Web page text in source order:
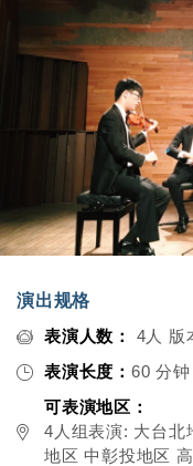
演出规格
表演人数：
4人 版
表演长度： 60 分钟
可表演地区：
4人组表演: 大台北
地区 中彰投地区